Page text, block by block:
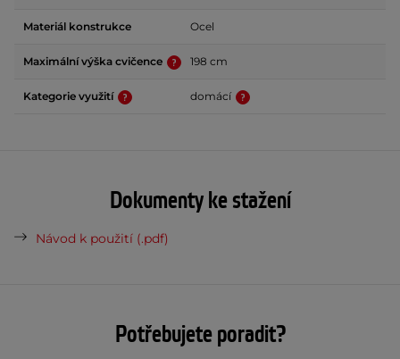
Materiál konstrukce Ocel
Maximální výška cvičence 198 cm
Kategorie využití domácí
Dokumenty ke stažení
Návod k použití (.pdf)
Potřebujete poradit?